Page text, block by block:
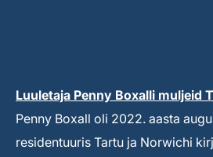
Luuletaja Penny Boxalli muljeid
Penny Boxall oli 2022. aasta
residentuuris Tartu ja Norwichi